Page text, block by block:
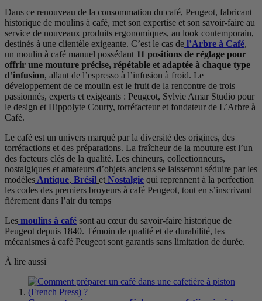
Dans ce renouveau de la consommation du café, Peugeot, fabricant
historique de moulins à café, met son expertise et son savoir-faire au
service de nouveaux produits ergonomiques, au look contemporain,
destinés à une clientèle exigeante. C’est le cas de l’Arbre à Café,
un moulin à café manuel possédant 11 positions de réglage pour
offrir une mouture précise, répétable et adaptée à chaque type
d’infusion, allant de l’espresso à l’infusion à froid. Le
développement de ce moulin est le fruit de la rencontre de trois
passionnés, experts et exigeants : Peugeot, Sylvie Amar Studio pour
le design et Hippolyte Courty, torréfacteur et fondateur de L’Arbre à
Café.
Le café est un univers marqué par la diversité des origines, des
torréfactions et des préparations. La fraîcheur de la mouture est l’un
des facteurs clés de la qualité. Les chineurs, collectionneurs,
nostalgiques et amateurs d’objets anciens se laisseront séduire par les
modèles Antique, Brésil et Nostalgie qui reprennent à la perfection
les codes des premiers broyeurs à café Peugeot, tout en s’inscrivant
fièrement dans l’air du temps
Les moulins à café sont au cœur du savoir-faire historique de
Peugeot depuis 1840. Témoin de qualité et de durabilité, les
mécanismes à café Peugeot sont garantis sans limitation de durée.
À lire aussi